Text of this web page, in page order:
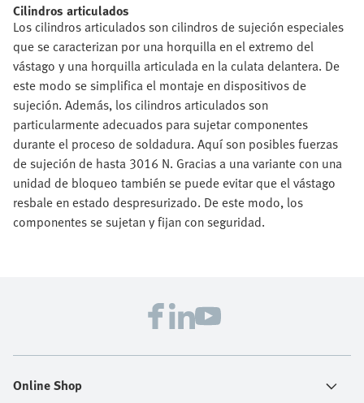
Cilindros articulados
Los cilindros articulados son cilindros de sujeción especiales
que se caracterizan por una horquilla en el extremo del
vástago y una horquilla articulada en la culata delantera. De
este modo se simplifica el montaje en dispositivos de
sujeción. Además, los cilindros articulados son
particularmente adecuados para sujetar componentes
durante el proceso de soldadura. Aquí son posibles fuerzas
de sujeción de hasta 3016 N. Gracias a una variante con una
unidad de bloqueo también se puede evitar que el vástago
resbale en estado despresurizado. De este modo, los
componentes se sujetan y fijan con seguridad.
Online Shop